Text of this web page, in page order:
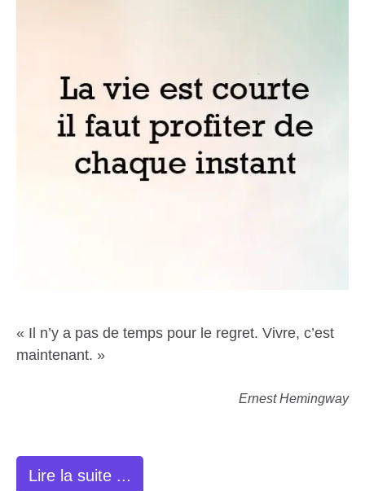
« Il n’y a pas de temps pour le regret. Vivre, c’est
maintenant. »
Ernest Hemingway
Lire la suite ...